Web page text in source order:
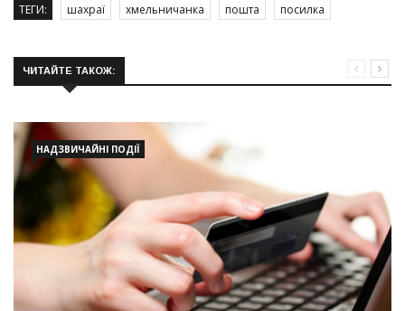
ТЕГИ: шахраї хмельничанка пошта посилка
ЧИТАЙТЕ ТАКОЖ:
НАДЗВИЧАЙНІ ПОДІЇ